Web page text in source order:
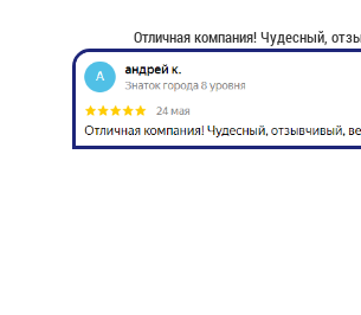
Отличная компания! Чудесный,